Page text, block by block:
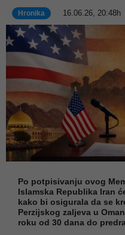
Hronika 16.06.26, 20:48h
Po potpisivanju ovog
Islamska Republika Iran
kako bi osigurala da se
Perzijskog zaljeva u
roku od 30 dana do